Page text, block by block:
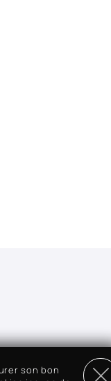
son bon